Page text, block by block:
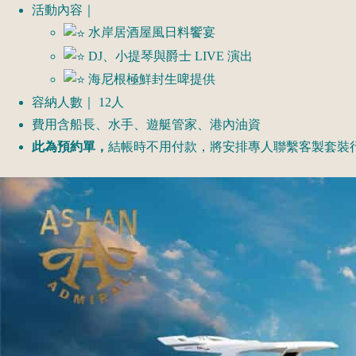
活動內容｜
水岸居酒屋風日料饗宴
DJ、小提琴與爵士 LIVE 演出
海尼根極鮮封生啤提供
容納人數｜ 12人
費用含船長、水手、遊艇管家、港內油資
此為預約單， 結帳時不用付款，將安排專人聯繫客製套裝